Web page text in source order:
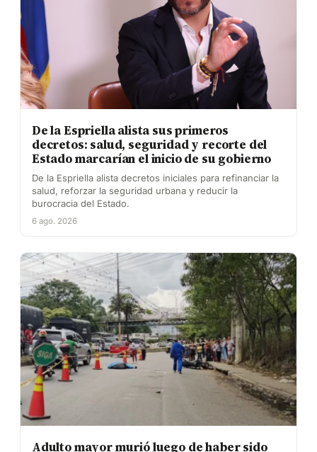
De la Espriella alista sus primeros
decretos: salud, seguridad y recorte del
Estado marcarían el inicio de su gobierno
De la Espriella alista decretos iniciales para refinanciar la
salud, reforzar la seguridad urbana y reducir la
burocracia del Estado.
6 ago. 2026
Adulto mayor murió luego de haber sido